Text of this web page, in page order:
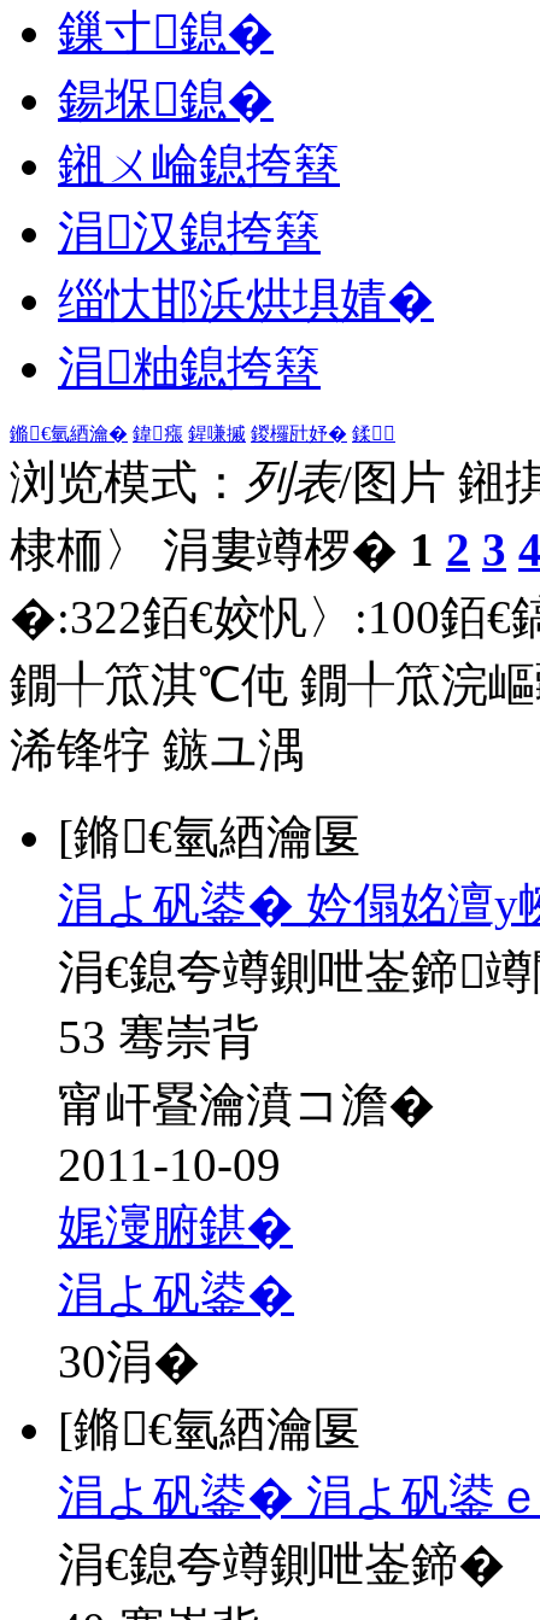
鏁寸鎴�
鍚堢鎴�
鎺ㄨ崘鎴挎簮
涓汉鎴挎簮
缁忕邯浜烘埧婧�
涓粙鎴挎簮
鏅€氫綇瀹� 鍏瘬 鍟嗛摵 鍐欏瓧妤� 鍒
浏览模式： 列表/图片 鎺
棣栭〉 涓婁竴椤� 1 2 3
�:322銆€姣忛〉:100銆€
鐗╀笟淇℃伅 鐗╀笟浣
浠锋牸 鏃ユ湡
[鏅€氫綇瀹匽
涓よ矾鍙� 妗傝姳澶у
涓€鎴夸竴鍘呭崟鍗
53 骞崇背
甯屽疂瀹濆コ澹�
2011-10-09
娓濅腑鍖�
涓よ矾鍙�
30涓�
[鏅€氫綇瀹匽
涓よ矾鍙� 涓よ矾鍙
涓€鎴夸竴鍘呭崟鍗�